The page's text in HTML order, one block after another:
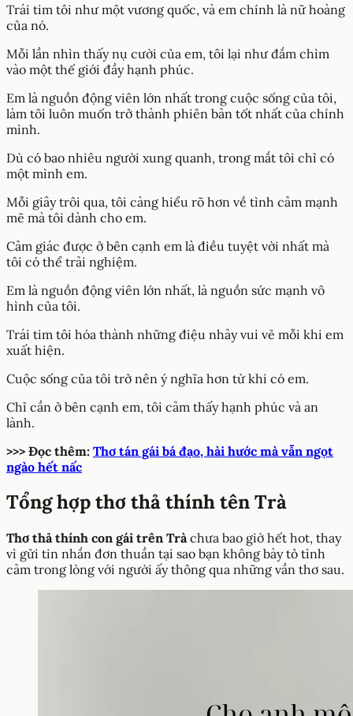
Trái tim tôi như một vương quốc, và em chính là nữ hoàng
của nó.
Mỗi lần nhìn thấy nụ cười của em, tôi lại như đắm chìm
vào một thế giới đầy hạnh phúc.
Em là nguồn động viên lớn nhất trong cuộc sống của tôi,
làm tôi luôn muốn trở thành phiên bản tốt nhất của chính
mình.
Dù có bao nhiêu người xung quanh, trong mắt tôi chỉ có
một mình em.
Mỗi giây trôi qua, tôi càng hiểu rõ hơn về tình cảm mạnh
mẽ mà tôi dành cho em.
Cảm giác được ở bên cạnh em là điều tuyệt vời nhất mà
tôi có thể trải nghiệm.
Em là nguồn động viên lớn nhất, là nguồn sức mạnh vô
hình của tôi.
Trái tim tôi hóa thành những điệu nhảy vui vẻ mỗi khi em
xuất hiện.
Cuộc sống của tôi trở nên ý nghĩa hơn từ khi có em.
Chỉ cần ở bên cạnh em, tôi cảm thấy hạnh phúc và an
lành.
>>> Đọc thêm: Thơ tán gái bá đạo, hài hước mà vẫn ngọt
ngào hết nấc
Tổng hợp thơ thả thính tên Trà
Thơ thả thính con gái trên Tràchưa bao giờ hết hot, thay
vì gửi tin nhắn đơn thuần tại sao bạn không bày tỏ tình
cảm trong lòng với người ấy thông qua những vần thơ sau.